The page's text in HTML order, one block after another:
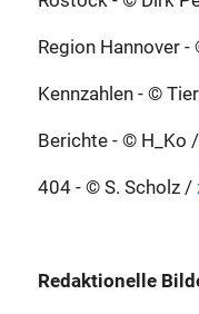
Region Hannover
Kennzahlen - ©
Berichte - © H_Ko /
404 - © S. Scholz /
Redaktionelle